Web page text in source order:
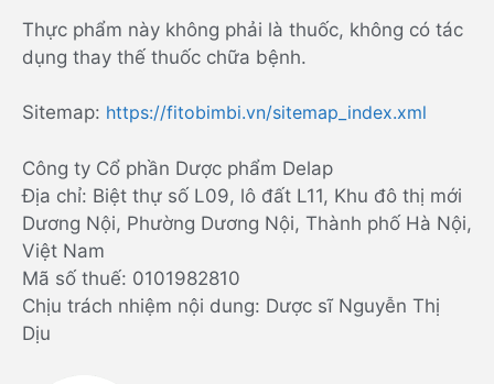
Thực phẩm này không phải là thuốc, không có tác
dụng thay thế thuốc chữa bệnh.
Sitemap: https://fitobimbi.vn/sitemap_index.xml
Công ty Cổ phần Dược phẩm Delap
Địa chỉ: Biệt thự số L09, lô đất L11, Khu đô thị mới
Dương Nội, Phường Dương Nội, Thành phố Hà Nội,
Việt Nam
Mã số thuế: 0101982810
Chịu trách nhiệm nội dung: Dược sĩ Nguyễn Thị
Dịu